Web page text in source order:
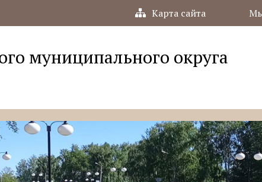
Карта сайта
муниципального округа